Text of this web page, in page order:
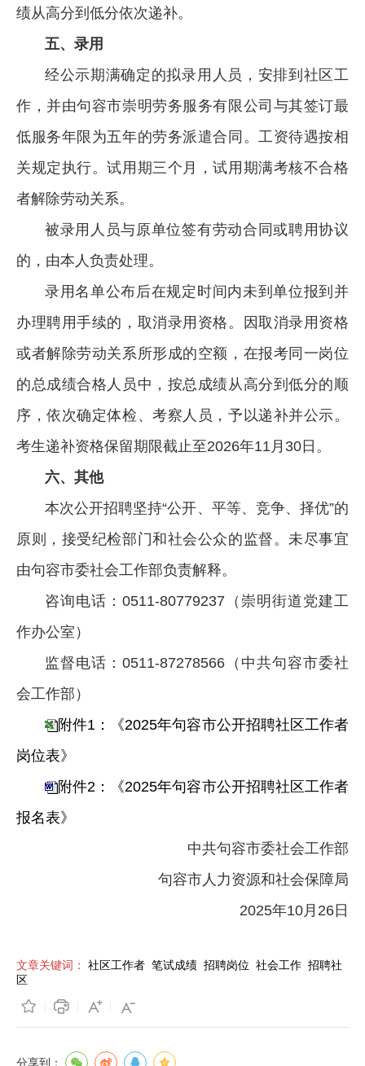
绩从高分到低分依次递补。
五、录用
经公示期满确定的拟录用人员，安排到社区工
作，并由句容市崇明劳务服务有限公司与其签订最
低服务年限为五年的劳务派遣合同。工资待遇按相
关规定执行。试用期三个月，试用期满考核不合格
者解除劳动关系。
被录用人员与原单位签有劳动合同或聘用协议
的，由本人负责处理。
录用名单公布后在规定时间内未到单位报到并
办理聘用手续的，取消录用资格。因取消录用资格
或者解除劳动关系所形成的空额，在报考同一岗位
的总成绩合格人员中，按总成绩从高分到低分的顺
序，依次确定体检、考察人员，予以递补并公示。
考生递补资格保留期限截止至2026年11月30日。
六、其他
本次公开招聘坚持“公开、平等、竞争、择优”的
原则，接受纪检部门和社会公众的监督。未尽事宜
由句容市委社会工作部负责解释。
咨询电话：0511-80779237（崇明街道党建工
作办公室）
监督电话：0511-87278566（中共句容市委社
会工作部）
附件1：《2025年句容市公开招聘社区工作者
岗位表》
附件2：《2025年句容市公开招聘社区工作者
报名表》
中共句容市委社会工作部
句容市人力资源和社会保障局
2025年10月26日
文章关键词： 社区工作者 笔试成绩 招聘岗位 社会工作 招聘社
区
分享到：